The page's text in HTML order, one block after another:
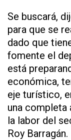
Se buscará,
para que se
dado que
fomente el
está
económica,
eje turístico,
una completa
la labor del
Roy Barragán.